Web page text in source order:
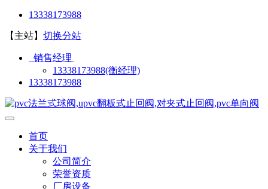
13338173988
【主站】 切换分站
销售经理
13338173988(衡经理)
13338173988
首页
关于我们
公司简介
荣誉资质
厂房设备